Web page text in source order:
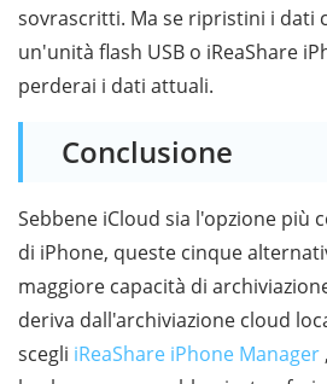
sovrascritti. Ma se ripristini i dati
un'unità flash USB o iReaShare
perderai i dati attuali.
Conclusione
Sebbene iCloud sia l'opzione più
di iPhone, queste cinque
maggiore capacità di
deriva dall'archiviazione cloud
scegli iReaShare iPhone Manager